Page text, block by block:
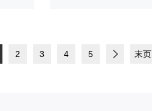
2 3 4 5 末页